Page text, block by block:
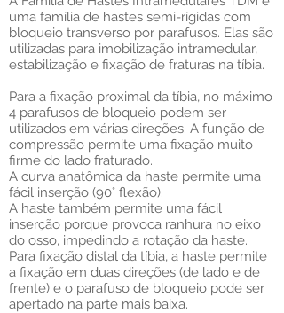
uma família de hastes semi-rígidas com
bloqueio transverso por parafusos. Elas são
utilizadas para imobilização intramedular,
estabilização e fixação de fraturas na tíbia.
Para a fixação proximal da tíbia, no máximo
4 parafusos de bloqueio podem ser
utilizados em várias direções. A função de
compressão permite uma fixação muito
firme do lado fraturado.
A curva anatômica da haste permite uma
fácil inserção (90° flexão).
A haste também permite uma fácil
inserção porque provoca ranhura no eixo
do osso, impedindo a rotação da haste.
Para fixação distal da tíbia, a haste permite
a fixação em duas direções (de lado e de
frente) e o parafuso de bloqueio pode ser
apertado na parte mais baixa.